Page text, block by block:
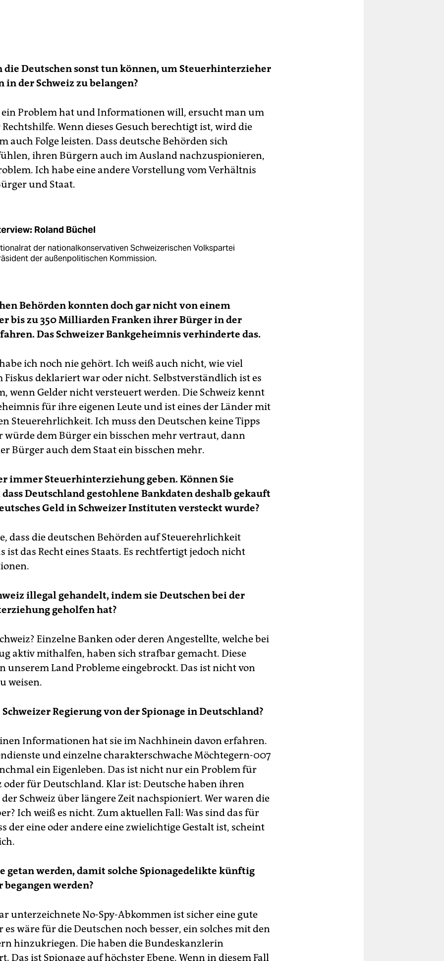
die Deutschen sonst tun können, um Steuerhinterzieher
der Schweiz zu belangen?
ein Problem hat und Informationen will, ersucht man um
Wenn dieses Gesuch berechtigt ist, wird die
auch Folge leisten. Dass deutsche Behörden sich
ihren Bürgern auch im Ausland nachzuspionieren,
Ich habe eine andere Vorstellung vom Verhältnis
und Staat.
Roland Büchel
der nationalkonservativen Schweizerischen Volkspartei
der außenpolitischen Kommission.
Behörden konnten doch gar nicht von einem
bis zu 350 Mil­liarden Franken ihrer Bürger in der
Das Schweizer Bankgeheimnis verhinderte das.
ich noch nie gehört. Ich weiß auch nicht, wie viel
Fiskus deklariert war oder nicht. Selbstverständlich ist es
wenn Gelder nicht versteuert werden. Die Schweiz kennt
für ihre eigenen Leute und ist eines der Länder mit
Steuerehrlichkeit. Ich muss den Deutschen keine Tipps
würde dem Bürger ein bisschen mehr vertraut, dann
Bürger auch dem Staat ein bisschen mehr.
immer Steuerhinterziehung geben. Können Sie
Deutschland gestohlene Bankdaten deshalb gekauft
Geld in Schweizer Instituten versteckt wurde?
dass die deutschen Behörden auf Steuerehrlichkeit
ist das Recht eines Staats. Es rechtfertigt jedoch nicht
illegal gehandelt, indem sie Deutschen bei der
geholfen hat?
Einzelne Banken oder deren Angestellte, welche bei
aktiv mithalfen, haben sich strafbar gemacht. Diese
unserem Land Probleme eingebrockt. Das ist nicht von
weisen.
Schweizer Regierung von der Spionage in Deutschland?
Informationen hat sie im Nachhinein davon erfahren.
und einzelne charakterschwache Möchtegern-007
ein Eigenleben. Das ist nicht nur ein Problem für
oder für Deutschland. Klar ist: Deutsche haben ihren
Schweiz über längere Zeit nachspioniert. Wer waren die
Ich weiß es nicht. Zum aktuellen Fall: Was sind das für
der eine oder andere eine zwielichtige Gestalt ist, scheint
getan werden, damit solche Spionagedelikte künftig
werden?
unterzeichnete No-Spy-Abkommen ist sicher eine gute
es wäre für die Deutschen noch besser, ein solches mit den
hinzukriegen. Die haben die Bundeskanzlerin
Das ist Spionage auf höchster Ebene. Wenn in diesem Fall